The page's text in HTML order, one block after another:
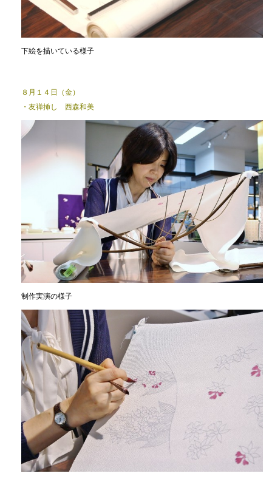
下絵を描いている様子
８月１４日（金）
・友禅挿し 西森和美
制作実演の様子